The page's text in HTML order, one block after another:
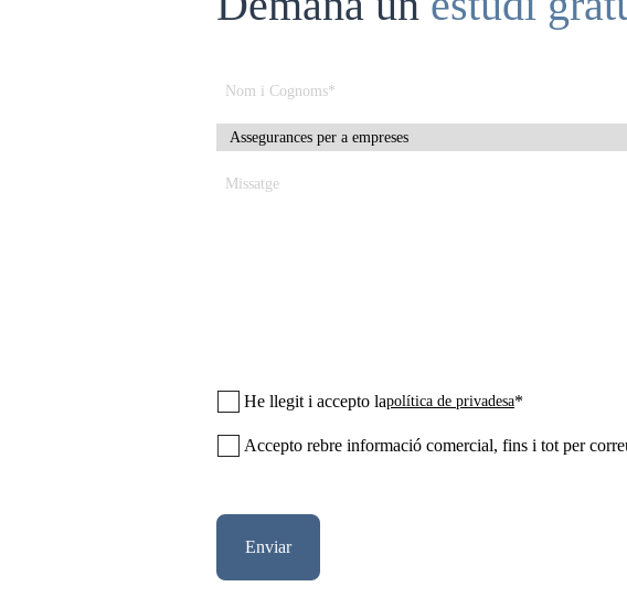
He llegit i accepto lapolítica de privadesa*
Accepto rebre informació comercial, fins i tot per